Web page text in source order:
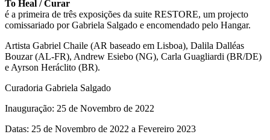
To Heal / Curar
é a primeira de três exposições da suite RESTORE, um projecto
comissariado por Gabriela Salgado e encomendado pelo Hangar.
Artista Gabriel Chaile (AR baseado em Lisboa), Dalila Dalléas
Bouzar (AL-FR), Andrew Esiebo (NG), Carla Guagliardi (BR/DE)
e Ayrson Heráclito (BR).
Curadoria Gabriela Salgado
Inauguração: 25 de Novembro de 2022
Datas: 25 de Novembro de 2022 a Fevereiro 2023